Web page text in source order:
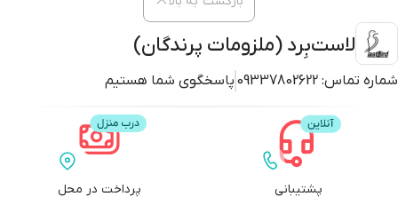
🔹کنترل ضعیف عضلات 😰
لاست‌بِرد (ملزومات پرندگان)
شماره تماس: 09337802622 پاسخگوی شما هستیم
پشتیبانی پرداخت در محل